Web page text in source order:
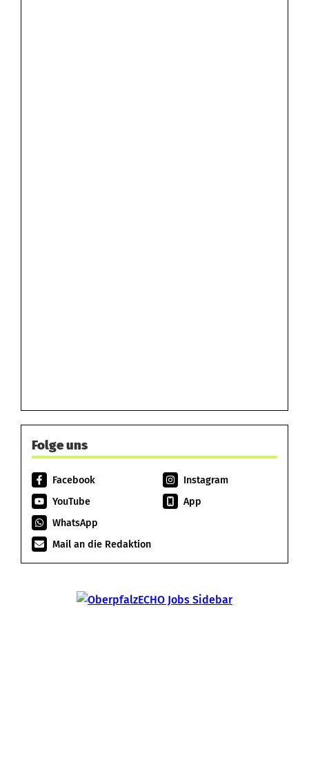
Folge uns
Facebook
Instagram
YouTube
App
WhatsApp
Mail an die Redaktion